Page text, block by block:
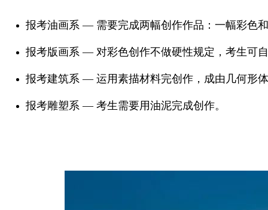
报考油画系 — 需要完成两幅创作作品：一幅彩色
报考版画系 — 对彩色创作不做硬性规定，考生可
报考建筑系 — 运用素描材料完创作，成由几何形
报考雕塑系 — 考生需要用油泥完成创作。